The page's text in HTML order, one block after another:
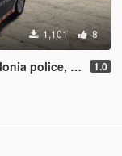
1,101 8
España) 1.0